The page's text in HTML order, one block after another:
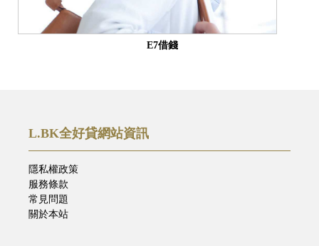
E7借錢
L.BK全好貸網站資訊
隱私權政策
服務條款
常見問題
關於本站